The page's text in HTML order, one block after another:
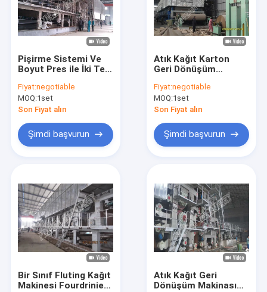
Pişirme Sistemi Ve
Boyut Pres ile İki Tel
Makinesi Gri
Fiyat:negotiable
MOQ:1set
Son Fiyat alın
Şimdi başvurun
Atık Kağıt Karton
Geri Dönüşüm
Çıkışlı Standart El
Sanatları Kağıt
Endüstrisi
Fiyat:negotiable
MOQ:1set
Son Fiyat alın
Şimdi başvurun
Bir Sınıf Fluting Kağıt
Makinesi Fourdrinier
Atık Kağıt Geri
Dönüşüm Makinası